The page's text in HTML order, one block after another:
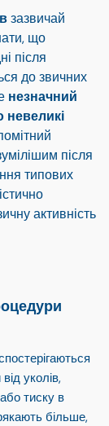
зазвичай
що
після
до звичних
незначний
невеликі
після
типових
активність
уколів,
тиску в
більше,